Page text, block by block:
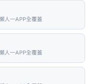
人一APP全覆蓋
人一APP全覆蓋